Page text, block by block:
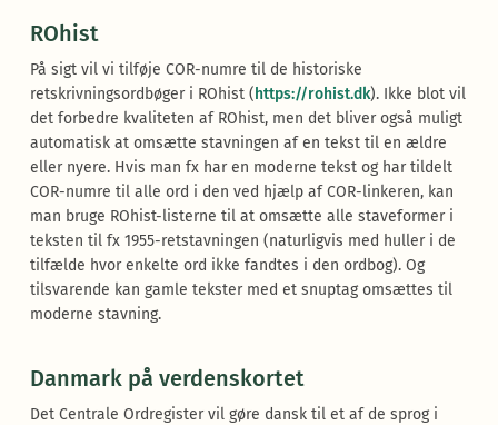
ROhist
På sigt vil vi tilføje COR-numre til de historiske
retskrivningsordbøger i ROhist (https://rohist.dk). Ikke blot vil
det forbedre kvaliteten af ROhist, men det bliver også muligt
automatisk at omsætte stavningen af en tekst til en ældre
eller nyere. Hvis man fx har en moderne tekst og har tildelt
COR-numre til alle ord i den ved hjælp af COR-linkeren, kan
man bruge ROhist-listerne til at omsætte alle staveformer i
teksten til fx 1955-retstavningen (naturligvis med huller i de
tilfælde hvor enkelte ord ikke fandtes i den ordbog). Og
tilsvarende kan gamle tekster med et snuptag omsættes til
moderne stavning.
Danmark på verdenskortet
Det Centrale Ordregister vil gøre dansk til et af de sprog i